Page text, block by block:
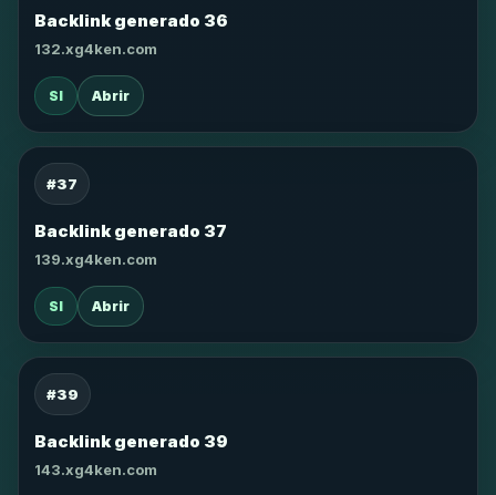
Backlink generado 36
132.xg4ken.com
SI Abrir
#37
Backlink generado 37
139.xg4ken.com
SI Abrir
#39
Backlink generado 39
143.xg4ken.com